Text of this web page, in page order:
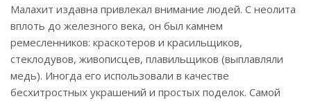
Малахит издавна привлекал внимание людей. С неолита
вплоть до железного века, он был камнем
ремесленников: краскотеров и красильщиков,
стеклодувов, живописцев, плавильщиков (выплавляли
медь). Иногда его использовали в качестве
бесхитростных украшений и простых поделок. Самой